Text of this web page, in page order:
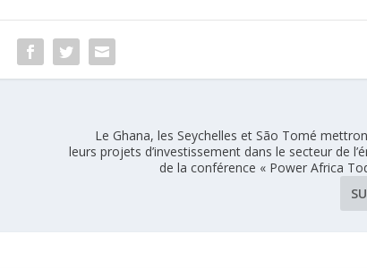
Le Ghana, les Seychelles et São Tomé
leurs projets d’investissement dans le secteur de
de la conférence « Power Africa